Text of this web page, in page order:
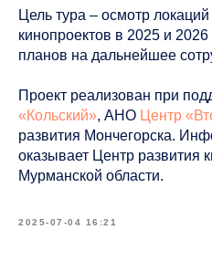
Цель тура – осмотр
кинопроектов в 2025 и
планов на дальнейшее
Проект реализован при
«Кольский», АНО Центр
развития Мончегорска.
оказывает Центр развития
Мурманской области.
2025-07-04 16:21